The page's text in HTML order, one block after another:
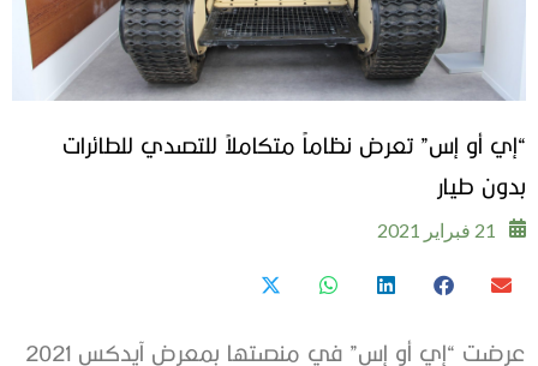
“إي أو إس” تعرض نظاماً متكاملاً للتصدي للطائرات
بدون طيار
21 فبراير 2021
عرضت “إي أو إس” في منصتها بمعرض آيدكس 2021